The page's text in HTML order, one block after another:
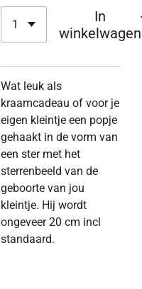
In
winkelwagen
Wat leuk als
kraamcadeau of voor je
eigen kleintje een popje
gehaakt in de vorm van
een ster met het
sterrenbeeld van de
geboorte van jou
kleintje. Hij wordt
ongeveer 20 cm incl
standaard.